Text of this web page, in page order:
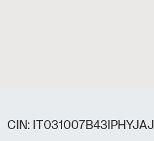
CIN: IT031007B43IPHYJAJ